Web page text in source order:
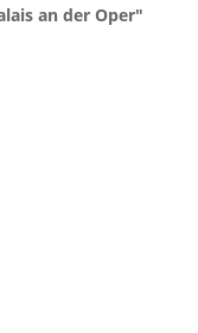
an der Oper"